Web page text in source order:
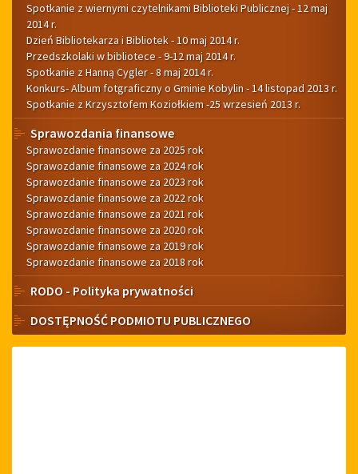
Spotkanie z wiernymi czytelnikami Biblioteki Publicznej - 12 maj
2014 r.
Dzień Bibliotekarza i Bibliotek - 10 maj 2014 r.
Przedszkolaki w bibliotece - 9-12 maj 2014 r.
Spotkanie z Hanną Cygler - 8 maj 2014 r.
Konkurs- Album fotgraficzny o Gminie Kobylin - 14 listopad 2013 r.
Spotkanie z Krzysztofem Koziołkiem -25 wrzesień 2013 r.
Sprawozdania finansowe
Sprawozdanie finansowe za 2025 rok
Sprawozdanie finansowe za 2024 rok
Sprawozdanie finansowe za 2023 rok
Sprawozdanie finansowe za 2022 rok
Sprawozdanie finansowe za 2021 rok
Sprawozdanie finansowe za 2020 rok
Sprawozdanie finansowe za 2019 rok
Sprawozdanie finansowe za 2018 rok
RODO - Polityka prywatności
DOSTĘPNOŚĆ PODMIOTU PUBLICZNEGO